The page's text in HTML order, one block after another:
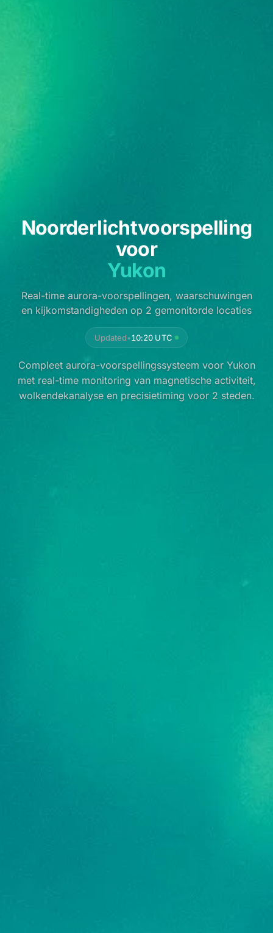
Noorderlichtvoorspelling
voor
Yukon
Real-time aurora-voorspellingen, waarschuwingen
en kijkomstandigheden op 2 gemonitorde locaties
Updated•10:20 UTC
Compleet aurora-voorspellingssysteem voor Yukon
met real-time monitoring van magnetische activiteit,
wolkendekanalyse en precisietiming voor 2 steden.